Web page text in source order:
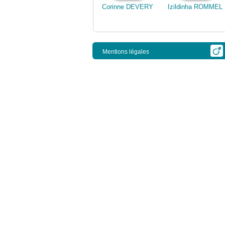
Corinne DEVERY Izildinha ROMMEL
Mentions légales